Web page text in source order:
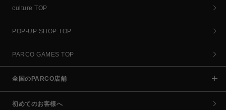
culture TOP
POP-UP SHOP TOP
PARCO GAMES TOP
全国のPARCO店舗
初めてのお客様へ